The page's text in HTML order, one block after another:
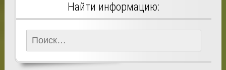
Найти информацию:
Найти: